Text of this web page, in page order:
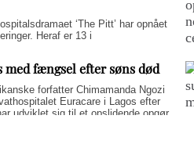
‘The Pitt’ har opnået
Heraf er 13 i
fængsel efter søns død
forfatter Chimamanda Ngozi
Euracare i Lagos efter
udviklet sig til et opslidende opgør